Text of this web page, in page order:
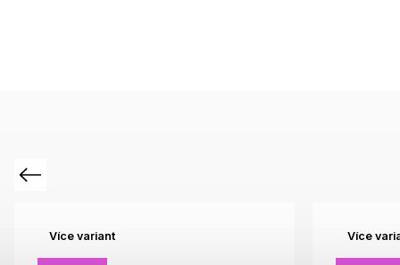
Previous
Více variant Více